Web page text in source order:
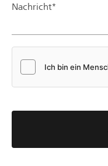
Nachricht*